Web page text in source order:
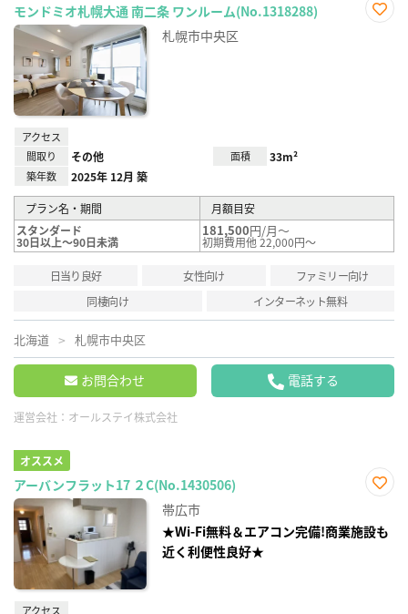
モンドミオ札幌大通 南二条 ワンルーム(No.1318288)
札幌市中央区
アクセス
間取り
その他 面積 33m²
築年数 2025年 12月 築
プラン名・期間
月額目安
スタンダード
30日以上～90日未満
181,500円/月～
初期費用他 22,000円～
日当り良好 女性向け
ファミリー向け
同棲向け
インターネット無料
北海道 札幌市中央区
お問合わせ 電話する
運営会社： オールステイ株式会社
オススメ
アーバンフラット17 ２C(No.1430506)
り登
録
帯広市
★Wi-Fi無料＆エアコン完備!商業施設も
近く利便性良好★
アクセス